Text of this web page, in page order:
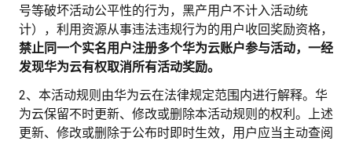
号等破坏活动公平性的行为，黑产用户不计入活动统
计），利用资源从事违法违规行为的用户收回奖励资格，
禁止同一个实名用户注册多个华为云账户参与活动，一经
发现华为云有权取消所有活动奖励。
2、本活动规则由华为云在法律规定范围内进行解释。华
为云保留不时更新、修改或删除本活动规则的权利。上述
更新、修改或删除于公布时即时生效，用户应当主动查阅